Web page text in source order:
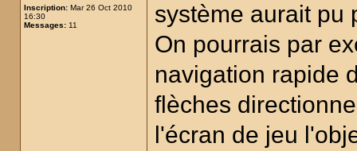
Inscription: Mar 26 Oct 2010
16:30
Messages: 11
système aurait pu
On pourrais par
navigation rapide
flèches
l'écran de jeu